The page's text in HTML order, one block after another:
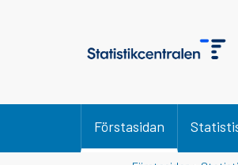
Förstasidan